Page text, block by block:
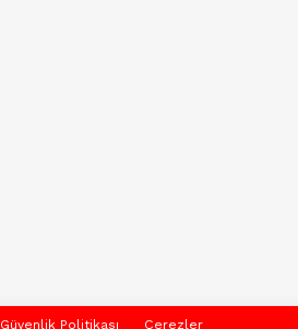
Güvenlik Politikası Çerezler